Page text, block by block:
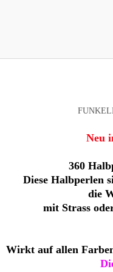
Neu
360
Diese Halbperlen
die
mit Strass
Wirkt auf allen